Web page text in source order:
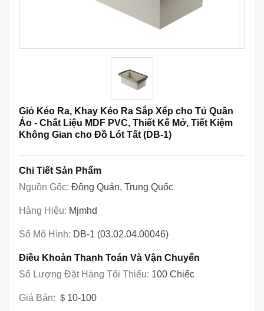
Giỏ Kéo Ra, Khay Kéo Ra Sắp Xếp cho Tủ Quần
Áo - Chất Liệu MDF PVC, Thiết Kế Mở, Tiết Kiệm
Không Gian cho Đồ Lót Tất (DB-1)
Chi Tiết Sản Phẩm
Nguồn Gốc: Đông Quản, Trung Quốc
Hàng Hiệu: Mjmhd
Số Mô Hình: DB-1 (03.02.04.00046)
Điều Khoản Thanh Toán Và Vận Chuyển
Số Lượng Đặt Hàng Tối Thiểu: 100 Chiếc
Giá Bán: ＄10-100